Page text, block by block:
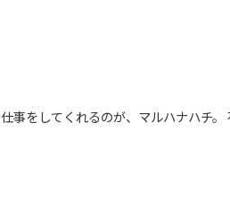
事をしてくれるのが、マルハナハチ